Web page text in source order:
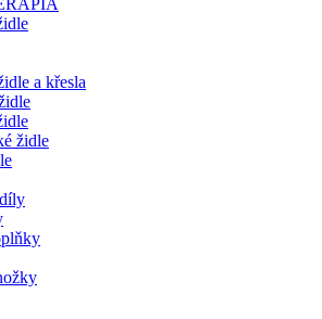
a křesla
židle